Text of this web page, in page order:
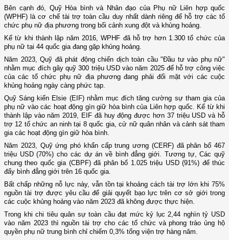
Bên cạnh đó, Quỹ Hòa bình và Nhân đạo của Phụ nữ Liên hợp quốc
(WPHF) là cơ chế tài trợ toàn cầu duy nhất dành riêng để hỗ trợ các tổ
chức phụ nữ địa phương trong bối cảnh xung đột và khủng hoảng.
Kể từ khi thành lập năm 2016, WPHF đã hỗ trợ hơn 1.300 tổ chức của
phụ nữ tại 44 quốc gia đang gặp khủng hoảng.
Năm 2023, Quỹ đã phát động chiến dịch toàn cầu "Đầu tư vào phụ nữ"
nhằm mục đích gây quỹ 300 triệu USD vào năm 2025 để hỗ trợ công việc
của các tổ chức phụ nữ địa phương đang phải đối mặt với các cuộc
khủng hoảng ngày càng phức tạp.
Quỹ Sáng kiến Elsie (EIF) nhằm mục đích tăng cường sự tham gia của
phụ nữ vào các hoạt động gìn giữ hòa bình của Liên hợp quốc. Kể từ khi
thành lập vào năm 2019, EIF đã huy động được hơn 37 triệu USD và hỗ
trợ 12 tổ chức an ninh tại 8 quốc gia, cử nữ quân nhân và cảnh sát tham
gia các hoạt động gìn giữ hòa bình.
Năm 2023, Quỹ ứng phó khẩn cấp trung ương (CERF) đã phân bổ 467
triệu USD (70%) cho các dự án về bình đẳng giới. Tương tự, Các quỹ
chung theo quốc gia (CBPF) đã phân bổ 1.025 triệu USD (91%) để thúc
đẩy bình đẳng giới trên 16 quốc gia.
Bất chấp những nỗ lực này, vẫn tồn tại khoảng cách tài trợ lớn khi 75%
nguồn tài trợ được yêu cầu để giải quyết bạo lực trên cơ sở giới trong
các cuộc khủng hoảng vào năm 2023 đã không được thực hiện.
Trong khi chi tiêu quân sự toàn cầu đạt mức kỷ lục 2,44 nghìn tỷ USD
vào năm 2023 thì nguồn tài trợ cho các tổ chức và phong trào ủng hộ
quyền phụ nữ trung bình chỉ chiếm 0,3% tổng viện trợ hàng năm.